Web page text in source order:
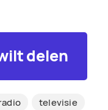
delen
televisie